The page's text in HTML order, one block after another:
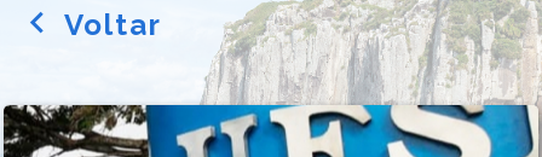
arrow_back_ios Voltar